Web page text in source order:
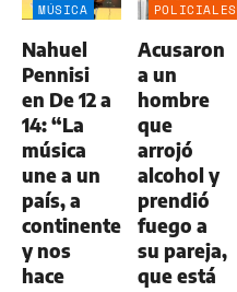
MÚSICA
Nahuel
Pennisi
en De 12 a
14: “La
música
une a un
país, a
continentes
y nos
hace
POLICIALES
Acusaron
a un
hombre
que
arrojó
alcohol y
prendió
fuego a
su pareja,
que está